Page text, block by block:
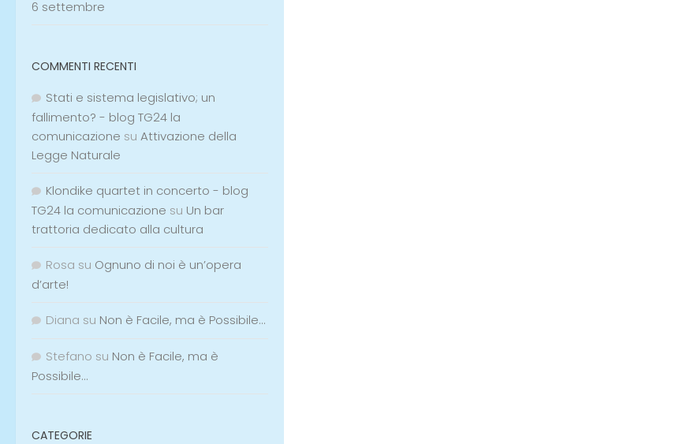
6 settembre
COMMENTI RECENTI
Stati e sistema legislativo; un
fallimento? - blog TG24 la
comunicazione su Attivazione della
Legge Naturale
Klondike quartet in concerto - blog
TG24 la comunicazione su Un bar
trattoria dedicato alla cultura
Rosa su Ognuno di noi è un’opera
d’arte!
Diana su Non è Facile, ma è Possibile…
Stefano su Non è Facile, ma è
Possibile…
CATEGORIE